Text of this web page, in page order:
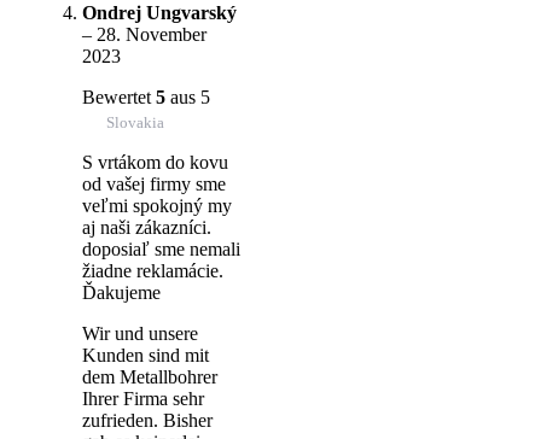
Ondrej Ungvarský
– 28. November
2023
Bewertet 5 aus 5
Slovakia
S vrtákom do kovu
od vašej firmy sme
veľmi spokojný my
aj naši zákazníci.
doposiaľ sme nemali
žiadne reklamácie.
Ďakujeme
Wir und unsere
Kunden sind mit
dem Metallbohrer
Ihrer Firma sehr
zufrieden. Bisher